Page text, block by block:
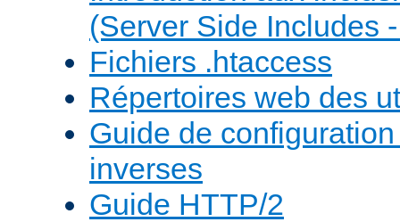
(Server Side Includes
Fichiers .htaccess
Répertoires web des
Guide de
inverses
Guide HTTP/2